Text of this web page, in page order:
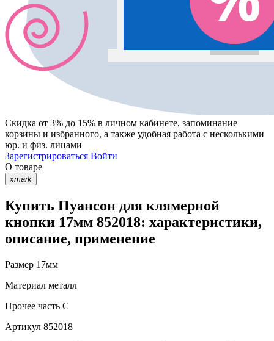
Скидка от 3% до 15% в личном кабинете, запоминание
корзины и избранного, а также удобная работа с несколькими
юр. и физ. лицами
Зарегистрироваться Войти
О товаре
xmark
Купить Пуансон для клямерной
кнопки 17мм 852018: характеристики,
описание, применение
Размер 17мм
Материал металл
Прочее часть С
Артикул 852018